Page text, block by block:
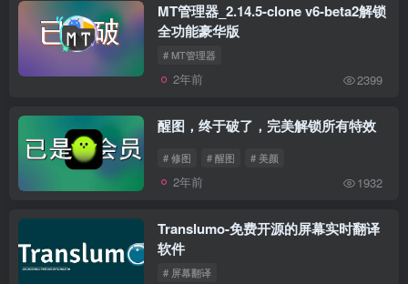
MT管理器_2.14.5-clone v6-beta2解锁
全功能豪华版
# MT管理器
2年前 2399
醒图，终于破了，完美解锁所有特效
# 修图 # 醒图 # 美颜
2年前 1932
Translumo-免费开源的屏幕实时翻译
软件
# 屏幕翻译